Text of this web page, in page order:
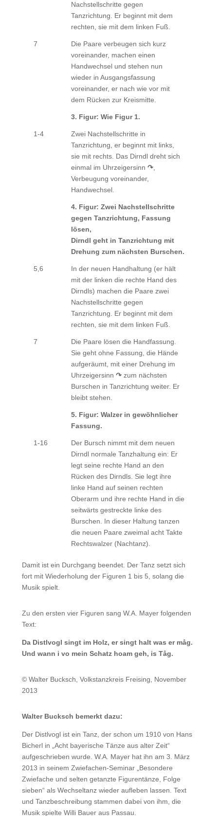
Nachstellschritte gegen
Tanzrichtung. Er beginnt mit dem
rechten, sie mit dem linken Fuß.
7
Die Paare verbeugen sich kurz
voreinander, machen einen
Handwechsel und stehen nun
wieder in Ausgangsfassung
voreinander, er nach wie vor mit
dem Rücken zur Kreismitte.
3. Figur: Wie Figur 1.
1-4
Zwei Nachstellschritte in
Tanzrichtung, er beginnt mit links,
sie mit rechts. Das Dirndl dreht sich
einmal im Uhrzeigersinn ↷,
Verbeugung voreinander,
Handwechsel.
4. Figur: Zwei Nachstellschritte
gegen Tanzrichtung, Fassung
lösen,
Dirndl geht in Tanzrichtung mit
Drehung zum nächsten Burschen.
5,6
In der neuen Handhaltung (er hält
mit der linken die rechte Hand des
Dirndls) machen die Paare zwei
Nachstellschritte gegen
Tanzrichtung. Er beginnt mit dem
rechten, sie mit dem linken Fuß.
7
Die Paare lösen die Handfassung.
Sie geht ohne Fassung, die Hände
aufgeräumt, mit einer Drehung im
Uhrzeigersinn ↷zum nächsten
Burschen in Tanzrichtung weiter. Er
bleibt stehen.
5. Figur: Walzer in gewöhnlicher
Fassung.
1-16
Der Bursch nimmt mit dem neuen
Dirndl normale Tanzhaltung ein: Er
legt seine rechte Hand an den
Rücken des Dirndls. Sie legt ihre
linke Hand auf seinen rechten
Oberarm und ihre rechte Hand in die
seitwärts gestreckte linke des
Burschen. In dieser Haltung tanzen
die neuen Paare zweimal acht Takte
Rechtswalzer (Nachtanz).
Damit ist ein Durchgang beendet. Der Tanz setzt sich
fort mit Wiederholung der Figuren 1 bis 5, solang die
Musik spielt.
Zu den ersten vier Figuren sang W.A. Mayer folgenden
Text:
Da Distlvogl singt im Holz, er singt halt was er måg.
Und wann i vo mein Schatz hoam geh, is Tåg.
© Walter Bucksch, Volkstanzkreis Freising, November
2013
Walter Bucksch bemerkt dazu:
Der Distlvogl ist ein Tanz, der schon um 1910 von Hans
Bicherl in „Acht bayerische Tänze aus alter Zeit“
aufgeschrieben wurde. W.A. Mayer hat ihn am 3. März
2013 in seinem Zwiefachen-Seminar „Besondere
Zwiefache und selten getanzte Figurentänze, Folge
sieben“ als Wechseltanz wieder aufleben lassen. Text
und Tanzbeschreibung stammen dabei von ihm, die
Musik spielte Willi Bauer aus Passau.